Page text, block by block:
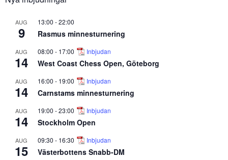
AUG
9
13:00 -22:00
Rasmus minnesturnering
AUG
14
08:00 - 17:00 Inbjudan
West Coast Chess Open, Göteborg
AUG
14
16:00 - 19:00 Inbjudan
Carnstams minnesturnering
AUG
14
19:00 -23:00 Inbjudan
Stockholm Open
AUG
15
09:30 - 16:30 Inbjudan
Västerbottens Snabb-DM